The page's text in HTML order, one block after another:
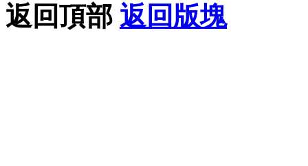
返回頂部 返回版塊